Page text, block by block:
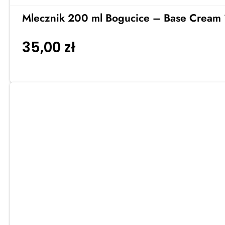
Mlecznik 200 ml Bogucice – Base Cream
35,00 zł